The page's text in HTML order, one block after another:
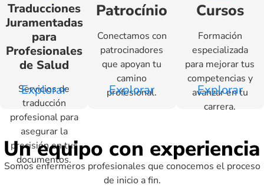
Traducciones
Juramentadas
para
Profesionales
de Salud
Servicios de
traducción
profesional para
asegurar la
precisión en tus
documentos.
Explorar
Patrocínio
Conectamos con
patrocinadores
que apoyan tu
camino
profesional.
Explorar
Cursos
Formación
especializada
para mejorar tus
competencias y
avanzar en tu
carrera.
Explorar
Un equipo con experiencia
Somos enfermeros profesionales que conocemos el proceso
de inicio a fin.